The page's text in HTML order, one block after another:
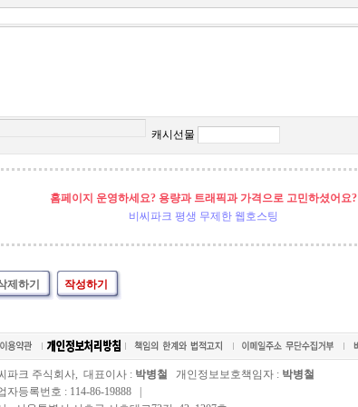
캐시선물
홈페이지 운영하세요? 용량과 트래픽과 가격으로 고민하셨어요?
비씨파크 평생 무제한 웹호스팅
제하기 작성하기
파크 주식회사, 대표이사 : 박병철 개인정보보호책임자 : 박병철
자등록번호 : 114-86-19888 |